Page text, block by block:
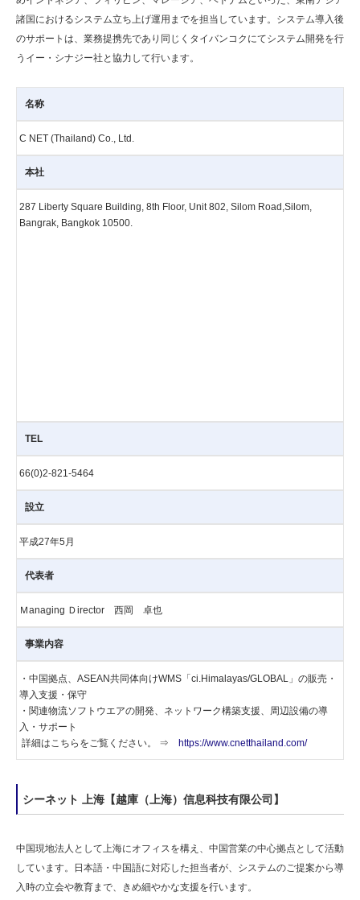
諸国におけるシステム立ち上げ運用までを担当しています。システム導入後
のサポートは、業務提携先であり同じくタイバンコクにてシステム開発を行
うイー・シナジー社と協力して行います。
名称
C NET (Thailand) Co., Ltd.
本社
287 Liberty Square Building, 8th Floor, Unit 802, Silom Road,Silom,
Bangrak, Bangkok 10500.
TEL
66(0)2-821-5464
設立
平成27年5月
代表者
Ｍanaging Ｄirector 西岡 卓也
事業内容
・中国拠点、ASEAN共同体向けWMS「ci.Himalayas/GLOBAL」の販売・
導入支援・保守
・関連物流ソフトウエアの開発、ネットワーク構築支援、周辺設備の導
入・サポート
詳細はこちらをご覧ください。 ⇒
https://www.cnetthailand.com/
シーネット 上海【越庫（上海）信息科技有限公司】
中国現地法人として上海にオフィスを構え、中国営業の中心拠点として活動
しています。日本語・中国語に対応した担当者が、システムのご提案から導
入時の立会や教育まで、きめ細やかな支援を行います。